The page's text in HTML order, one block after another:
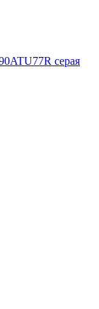
серая